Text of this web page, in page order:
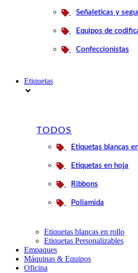
Señaleticas y
Equipos de
Confeccionistas
Etiquetas
TODOS
Etiquetas blancas
Etiquetas en hoja
Ribbons
Poliamida
Etiquetas blancas en rollo
Etiquetas Personalizables
Empaques
Máquinas & Equipos
Oficina